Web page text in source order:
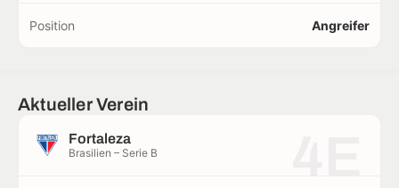
Position Angreifer
Aktueller Verein
Fortaleza
Brasilien – Serie B